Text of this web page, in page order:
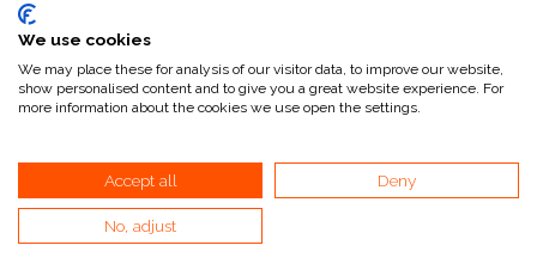
Riferimento interno:
ILFORD MULTIGRADE FB WARMTONE GLOSSY è una
variabile, su una base di fibra pesante, patinata baritata. È
stata progettata per la massima qualità dell'immagine, con
toni caldi dell'immagine e un'elevata risposta alle tecniche di
viraggio ed è stato a lungo considerato la prima scelta degli
We use cookies
We may place these for analysis of our visitor data, to improve our website,
show personalised content and to give you a great website experience. For
more information about the cookies we use open the settings.
Accept all Deny
No, adjust